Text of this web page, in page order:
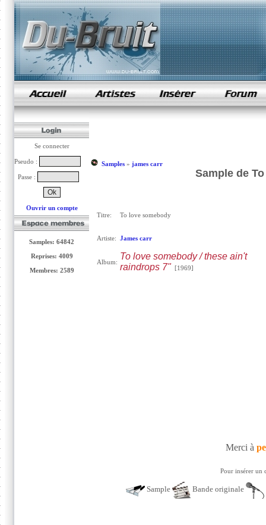
samples de rap
Se connecter
Pseudo :
Passe :
Ouvrir un compte
Samples: 64842
Reprises: 4009
Membres: 2589
Samples» james carr
Sample de
Titre: To love somebody
Artiste: James carr
Album:
To love somebody / these ain't
raindrops 7" [1969]
Merci à
Pour insérer un
Sample Bande originale